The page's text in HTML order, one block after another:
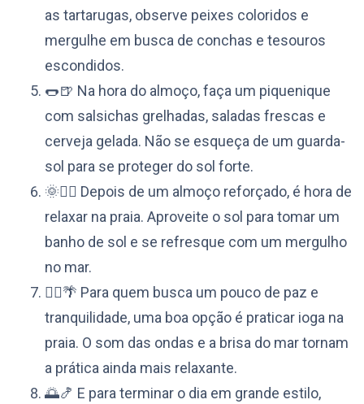
as tartarugas, observe peixes coloridos e
mergulhe em busca de conchas e tesouros
escondidos.
🌭🍺 Na hora do almoço, faça um piquenique
com salsichas grelhadas, saladas frescas e
cerveja gelada. Não se esqueça de um guarda-
sol para se proteger do sol forte.
🌞🏊‍♀️ Depois de um almoço reforçado, é hora de
relaxar na praia. Aproveite o sol para tomar um
banho de sol e se refresque com um mergulho
no mar.
🧘‍♀️🌴 Para quem busca um pouco de paz e
tranquilidade, uma boa opção é praticar ioga na
praia. O som das ondas e a brisa do mar tornam
a prática ainda mais relaxante.
🌅🍤 E para terminar o dia em grande estilo,